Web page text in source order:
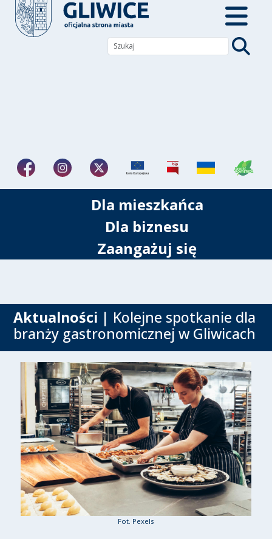
Dla mieszkańca
Dla biznesu
Zaangażuj się
Aktualności | Kolejne spotkanie dla
branży gastronomicznej w Gliwicach
Fot. Pexels